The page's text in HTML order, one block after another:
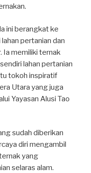
ini berangkat ke
pertanian dan
Ia memiliki ternak
lahan pertanian
tokoh inspiratif
Utara yang juga
Yayasan Alusi Tao
sudah diberikan
diri mengambil
yang
selaras alam.